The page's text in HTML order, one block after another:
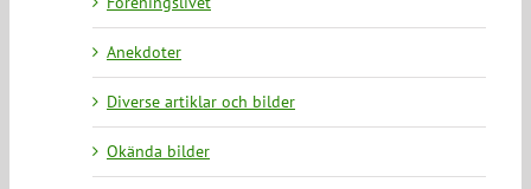
Anekdoter
Diverse artiklar och bilder
Okända bilder